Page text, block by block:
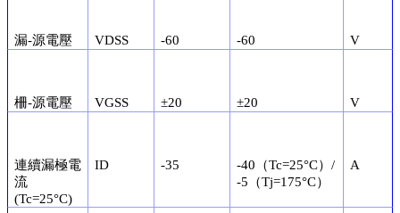
漏-源電壓 VDSS -60 -60 V
柵-源電壓 VGSS ±20 ±20 V
連續漏極電
流
(Tc=25°C)
ID -35
-40（Tc=25°C）/
-5（Tj=175°C）
A